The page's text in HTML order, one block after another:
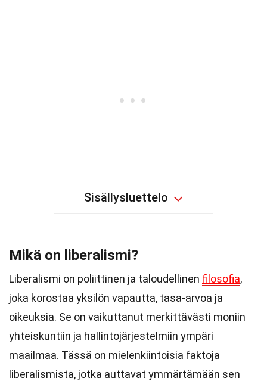
Sisällysluettelo
Mikä on liberalismi?
Liberalismi on poliittinen ja taloudellinen filosofia,
joka korostaa yksilön vapautta, tasa-arvoa ja
oikeuksia. Se on vaikuttanut merkittävästi moniin
yhteiskuntiin ja hallintojärjestelmiin ympäri
maailmaa. Tässä on mielenkiintoisia faktoja
liberalismista, jotka auttavat ymmärtämään sen